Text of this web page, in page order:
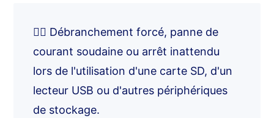
⛓️‍💥 Débranchement forcé, panne de
courant soudaine ou arrêt inattendu
lors de l'utilisation d'une carte SD, d'un
lecteur USB ou d'autres périphériques
de stockage.